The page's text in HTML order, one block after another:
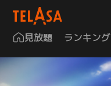
見放題 ランキング